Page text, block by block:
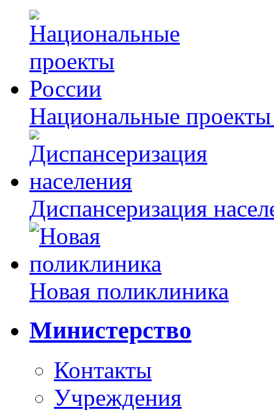
Национальные
Диспансеризация
Новая поликлиника
Министерство
Контакты
Учреждения